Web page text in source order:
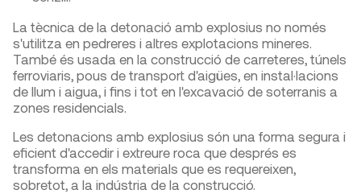
La tècnica de la detonació amb explosius no només
s'utilitza en pedreres i altres explotacions mineres.
També és usada en la construcció de carreteres, túnels
ferroviaris, pous de transport d'aigües, en instal·lacions
de llum i aigua, i fins i tot en l'excavació de soterranis a
zones residencials.
Les detonacions amb explosius són una forma segura i
eficient d'accedir i extreure roca que després es
transforma en els materials que es requereixen,
sobretot, a la indústria de la construcció.